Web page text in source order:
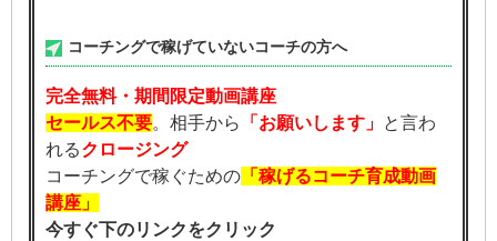
コーチングで稼げていないコーチの方へ
完全無料・期間限定動画講座
セールス不要。相手から 「お願いします」 と言わ
れるクロージング
コーチングで稼ぐための 「稼げるコーチ育成動画
講座」
今すぐ下のリンクをクリック